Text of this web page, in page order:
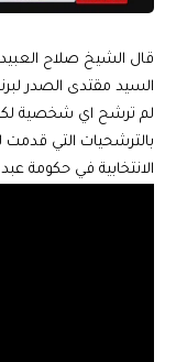
قال الشيخ صلاح
السيد مقتدى الصدر
لم ترشح اي شخصية
بالترشحيات التي
الانتخابية في حكومة